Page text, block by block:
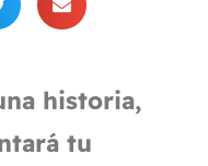
historia,
tu